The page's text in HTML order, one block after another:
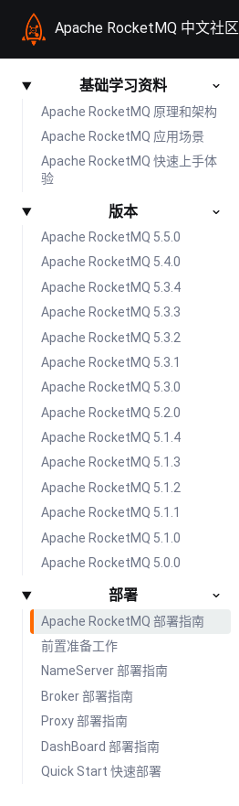
Apache RocketMQ 中文社区
基础学习资料
Apache RocketMQ 原理和架构
Apache RocketMQ 应用场景
Apache RocketMQ 快速上手体
验
版本
Apache RocketMQ 5.5.0
Apache RocketMQ 5.4.0
Apache RocketMQ 5.3.4
Apache RocketMQ 5.3.3
Apache RocketMQ 5.3.2
Apache RocketMQ 5.3.1
Apache RocketMQ 5.3.0
Apache RocketMQ 5.2.0
Apache RocketMQ 5.1.4
Apache RocketMQ 5.1.3
Apache RocketMQ 5.1.2
Apache RocketMQ 5.1.1
Apache RocketMQ 5.1.0
Apache RocketMQ 5.0.0
部署
Apache RocketMQ 部署指南
前置准备工作
NameServer 部署指南
Broker 部署指南
Proxy 部署指南
DashBoard 部署指南
Quick Start 快速部署